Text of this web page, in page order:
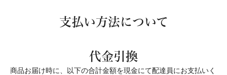
支払い方法について
代金引換
商品お届け時に、以下の合計金額を現金にて配達員にお支払いく